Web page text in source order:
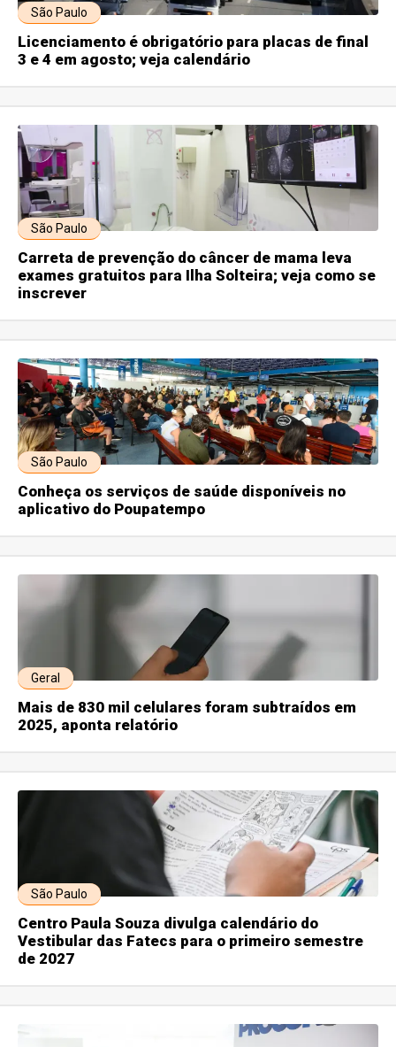
São Paulo
Licenciamento é obrigatório para placas de final
3 e 4 em agosto; veja calendário
São Paulo
Carreta de prevenção do câncer de mama leva
exames gratuitos para Ilha Solteira; veja como se
inscrever
São Paulo
Conheça os serviços de saúde disponíveis no
aplicativo do Poupatempo
Geral
Mais de 830 mil celulares foram subtraídos em
2025, aponta relatório
São Paulo
Centro Paula Souza divulga calendário do
Vestibular das Fatecs para o primeiro semestre
de 2027